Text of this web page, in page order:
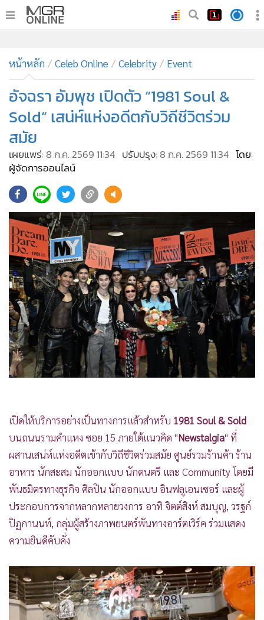
• ทันเหตุการณ์
• ภาคใต้
• ภูมิภาค
• Online Section
• บันเทิง
• ผู้จัดการรายวัน
• คอลัมนิสต์
• ละคร
• CbizReview
• Cyber BIZ
• ผู้จัดกวน
• Good health & Well-being
• Green Innovation & SD
• Management & HR
• MGR Live
• Infographic
• การเมือง
• ท่องเที่ยว
ต่างประเทศ
Special Scoop
เศรษฐกิจ-ธุรกิจ
• ชุมชน-คุณภาพชีวิต
• อาชญากรรม
• Motoring
• เกม
• SMEs
• หุ้น
อินโดจีน
หน้าหลัก Celeb Online Celebrity Event
อัจฉรา อัมพุช เปิดตัว “1981 Soul &
Sold” เสน่ห์แห่งอดีตกับวิถีชีวิตร่วม
สมัย
เผยแพร่: 8 ก.ค. 2569 11:34 ปรับปรุง: 8 ก.ค. 2569 11:34 โดย:
ผู้จัดการออนไลน์
เปิดให้บริการอย่างเป็นทางการแล้วสำหรับ 1981 Soul & Sold
บนถนนรามคำแหง ซอย 15 ภายใต้แนวคิด "Newstalgia" ที่
ผสานเสน่ห์แห่งอดีตเข้ากับวิถีชีวิตร่วมสมัย ศูนย์รวมร้านค้า ร้าน
อาหาร นักสะสม นักออกแบบ นักดนตรี และ Community โดยมี
พันธมิตรทางธุรกิจ ศิลปิน นักออกแบบ อินฟลูเอนเซอร์ และผู้
ประกอบการจากหลากหลายวงการ อาทิ จิตต์สิงห์ สมบุญ, วรฐก์
ปิฏกานนท์, กลุ่มผู้สร้างภาพยนตร์พันทางอาร์ตเวิร์ค ร่วมแสดง
ความยินดีคับคั่ง